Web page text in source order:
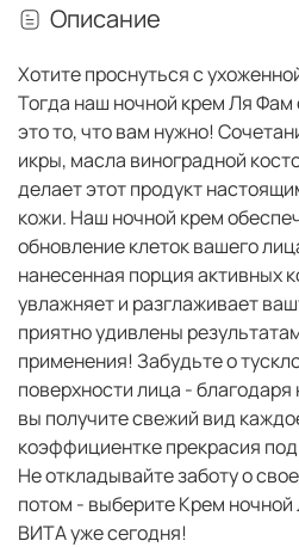
Описание
Хотите проснуться с
Тогда наш ночной крем Ля
это то, что вам нужно!
икры, масла виноградной
делает этот продукт
кожи. Наш ночной крем
обновление клеток вашего
нанесенная порция активных
увлажняет и разглаживает
приятно удивлены
применения! Забудьте о
поверхности лица -
вы получите свежий вид
коэффициентке прекрасия
Не откладывайте заботу о
потом - выберите Крем
ВИТА уже сегодня!